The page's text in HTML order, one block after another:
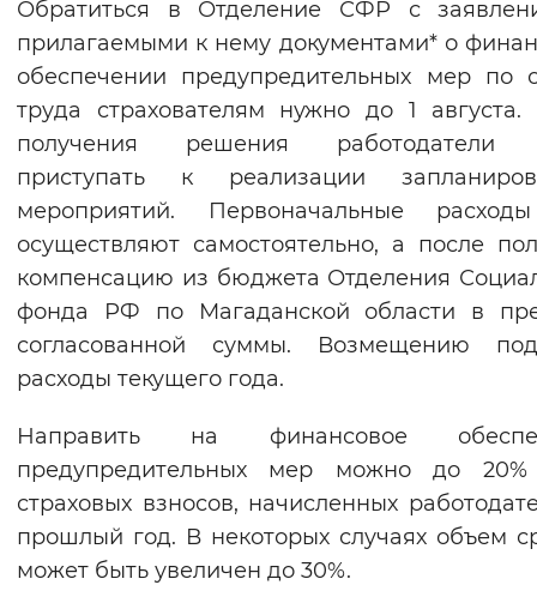
Звуковой ассистент
Воспроизвести Остановить
Вернуть стандартные настройки
Обратиться в Отделение СФР с
прилагаемыми к нему документами* о
обеспечении предупредительных мер по
труда страхователям нужно до 1 августа.
получения решения работодатели
приступать к реализации
мероприятий. Первоначальные
осуществляют самостоятельно, а после
компенсацию из бюджета Отделения
фонда РФ по Магаданской области в
согласованной суммы. Возмещению
расходы текущего года.
Направить на финансовое
предупредительных мер можно до
страховых взносов, начисленных
прошлый год. В некоторых случаях объем
может быть увеличен до 30%.